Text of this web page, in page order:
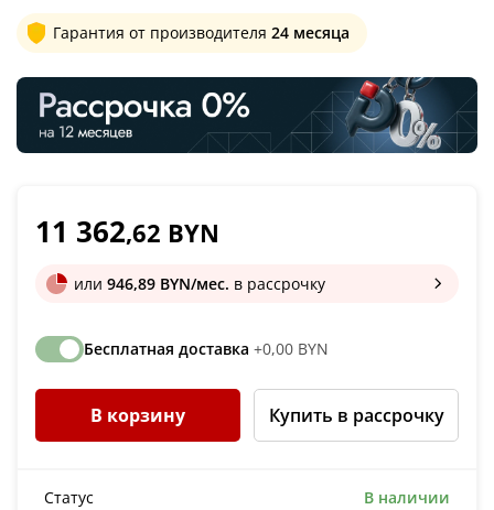
Гарантия от производителя 24 месяца
11 362,62 BYN
или 946,89 BYN/мес. в рассрочку
Бесплатная доставка +0,00 BYN
В корзину Купить в рассрочку
Статус
В наличии